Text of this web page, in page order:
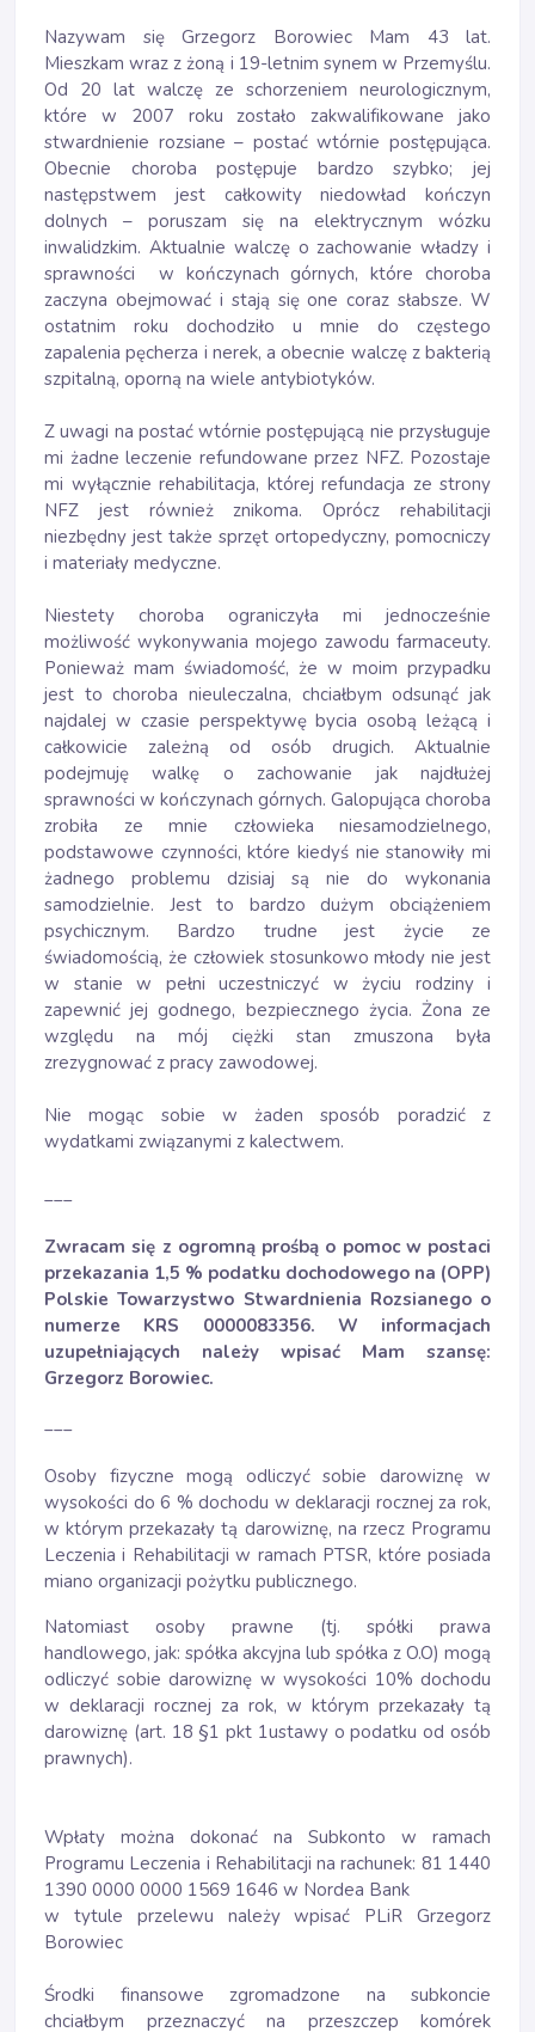
Nazywam się Grzegorz Borowiec Mam 43 lat.
Mieszkam wraz z żoną i 19-letnim synem w Przemyślu.
Od 20 lat walczę ze schorzeniem neurologicznym,
które w 2007 roku zostało zakwalifikowane jako
stwardnienie rozsiane – postać wtórnie postępująca.
Obecnie choroba postępuje bardzo szybko; jej
następstwem jest całkowity niedowład kończyn
dolnych – poruszam się na elektrycznym wózku
inwalidzkim. Aktualnie walczę o zachowanie władzy i
sprawności w kończynach górnych, które choroba
zaczyna obejmować i stają się one coraz słabsze. W
ostatnim roku dochodziło u mnie do częstego
zapalenia pęcherza i nerek, a obecnie walczę z bakterią
szpitalną, oporną na wiele antybiotyków.
Z uwagi na postać wtórnie postępującą nie przysługuje
mi żadne leczenie refundowane przez NFZ. Pozostaje
mi wyłącznie rehabilitacja, której refundacja ze strony
NFZ jest również znikoma. Oprócz rehabilitacji
niezbędny jest także sprzęt ortopedyczny, pomocniczy
i materiały medyczne.
Niestety choroba ograniczyła mi jednocześnie
możliwość wykonywania mojego zawodu farmaceuty.
Ponieważ mam świadomość, że w moim przypadku
jest to choroba nieuleczalna, chciałbym odsunąć jak
najdalej w czasie perspektywę bycia osobą leżącą i
całkowicie zależną od osób drugich. Aktualnie
podejmuję walkę o zachowanie jak najdłużej
sprawności w kończynach górnych. Galopująca choroba
zrobiła ze mnie człowieka niesamodzielnego,
podstawowe czynności, które kiedyś nie stanowiły mi
żadnego problemu dzisiaj są nie do wykonania
samodzielnie. Jest to bardzo dużym obciążeniem
psychicznym. Bardzo trudne jest życie ze
świadomością, że człowiek stosunkowo młody nie jest
w stanie w pełni uczestniczyć w życiu rodziny i
zapewnić jej godnego, bezpiecznego życia. Żona ze
względu na mój ciężki stan zmuszona była
zrezygnować z pracy zawodowej.
Nie mogąc sobie w żaden sposób poradzić z
wydatkami związanymi z kalectwem.
___
Zwracam się z ogromną prośbą o pomoc w postaci
przekazania 1,5 % podatku dochodowego na (OPP)
Polskie Towarzystwo Stwardnienia Rozsianego o
numerze KRS 0000083356. W informacjach
uzupełniających należy wpisać Mam szansę:
Grzegorz Borowiec.
___
Osoby fizyczne mogą odliczyć sobie darowiznę w
wysokości do 6 % dochodu w deklaracji rocznej za rok,
w którym przekazały tą darowiznę, na rzecz Programu
Leczenia i Rehabilitacji w ramach PTSR, które posiada
miano organizacji pożytku publicznego.
Natomiast osoby prawne (tj. spółki prawa
handlowego, jak: spółka akcyjna lub spółka z O.O) mogą
odliczyć sobie darowiznę w wysokości 10% dochodu
w deklaracji rocznej za rok, w którym przekazały tą
darowiznę (art. 18 §1 pkt 1ustawy o podatku od osób
prawnych).
Wpłaty można dokonać na Subkonto w ramach
Programu Leczenia i Rehabilitacji na rachunek: 81 1440
1390 0000 0000 1569 1646 w Nordea Bank
w tytule przelewu należy wpisać PLiR Grzegorz
Borowiec
Środki finansowe zgromadzone na subkoncie
chciałbym przeznaczyć na przeszczep komórek